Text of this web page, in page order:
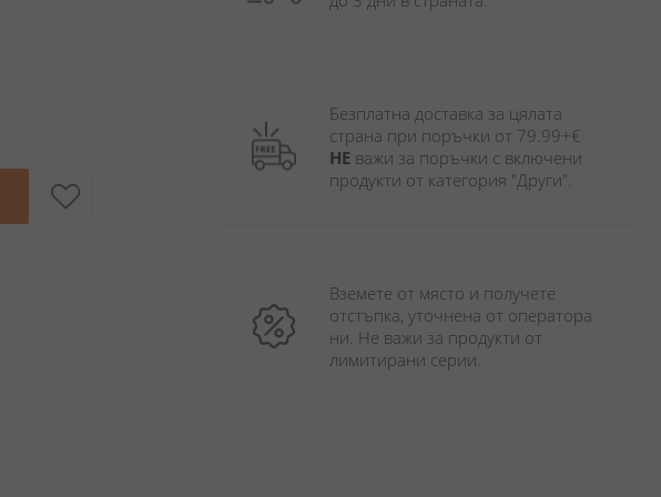
Безплатна доставка за цялата
НЕ важи за поръчки с включени
продукти от категория "Други".
Вземете от място и получете
отстъпка, уточнена от оператора
ни. Не важи за продукти от
лимитирани серии.